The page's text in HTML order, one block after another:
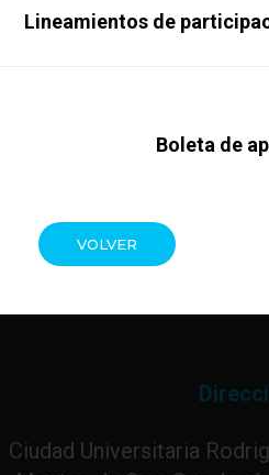
Lineamientos de
Boleta de
VOLVER
Ciudad Universitaria